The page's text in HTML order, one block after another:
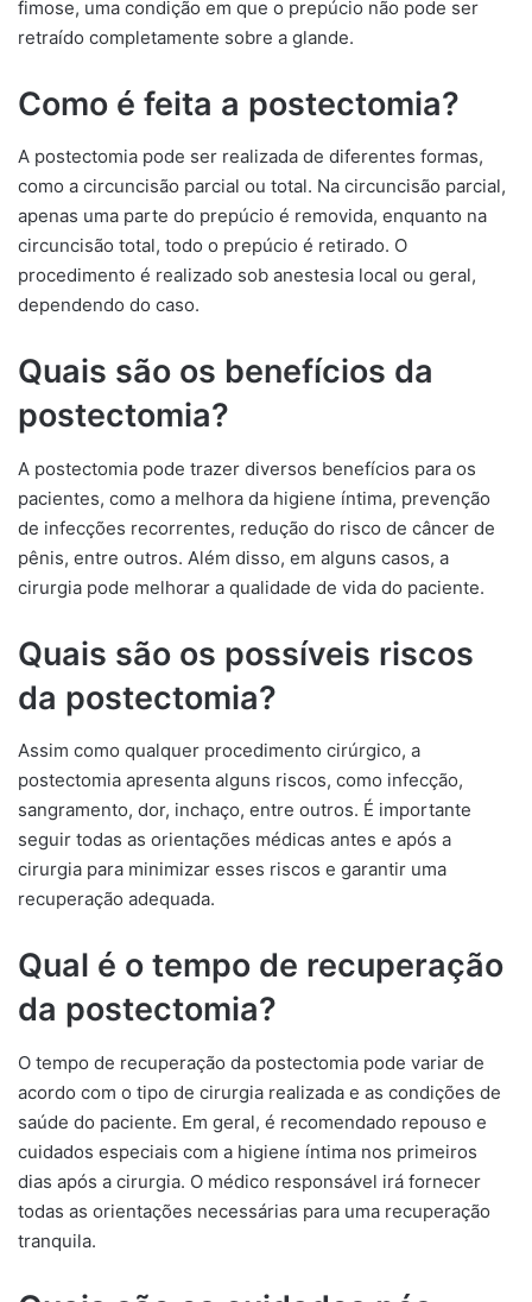
fimose, uma condição em que o prepúcio não pode ser
retraído completamente sobre a glande.
Como é feita a postectomia?
A postectomia pode ser realizada de diferentes formas,
como a circuncisão parcial ou total. Na circuncisão parcial,
apenas uma parte do prepúcio é removida, enquanto na
circuncisão total, todo o prepúcio é retirado. O
procedimento é realizado sob anestesia local ou geral,
dependendo do caso.
Quais são os benefícios da
postectomia?
A postectomia pode trazer diversos benefícios para os
pacientes, como a melhora da higiene íntima, prevenção
de infecções recorrentes, redução do risco de câncer de
pênis, entre outros. Além disso, em alguns casos, a
cirurgia pode melhorar a qualidade de vida do paciente.
Quais são os possíveis riscos
da postectomia?
Assim como qualquer procedimento cirúrgico, a
postectomia apresenta alguns riscos, como infecção,
sangramento, dor, inchaço, entre outros. É importante
seguir todas as orientações médicas antes e após a
cirurgia para minimizar esses riscos e garantir uma
recuperação adequada.
Qual é o tempo de recuperação
da postectomia?
O tempo de recuperação da postectomia pode variar de
acordo com o tipo de cirurgia realizada e as condições de
saúde do paciente. Em geral, é recomendado repouso e
cuidados especiais com a higiene íntima nos primeiros
dias após a cirurgia. O médico responsável irá fornecer
todas as orientações necessárias para uma recuperação
tranquila.